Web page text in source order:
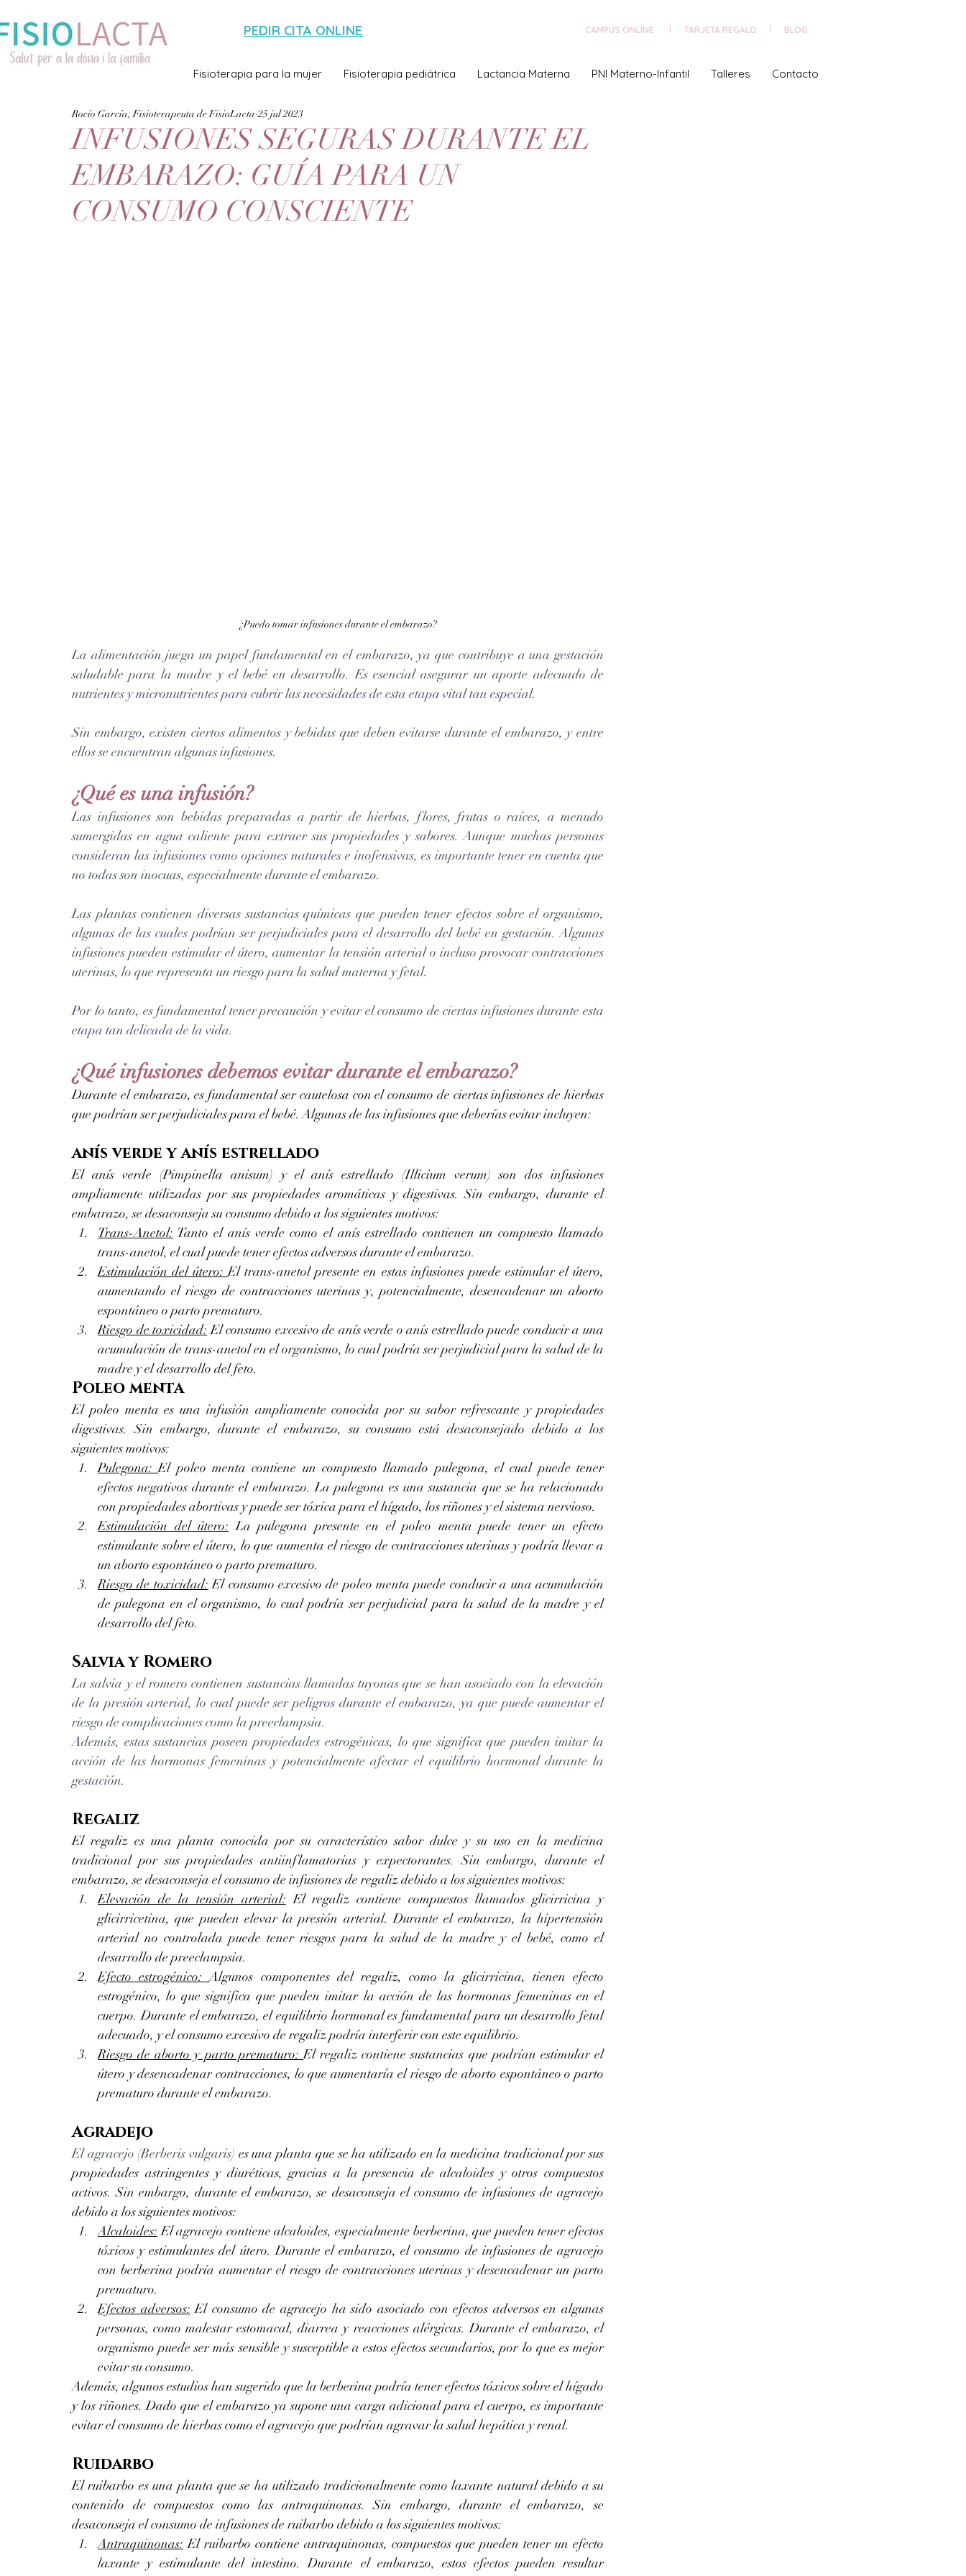
TARJETA REGALO BLOG
PEDIR CITA ONLINE
Fisioterapia para la mujer Fisioterapia pediátrica Lactancia Materna PNI Materno-Infantil Talleres Contacto
CAMPUS ONLINE
INFUSIONES SEGURAS DURANTE EL
EMBARAZO: GUÍA PARA UN
CONSUMO CONSCIENTE
Rocío García, Fisioterapeuta de FisioLacta 25 jul 2023
¿Puedo tomar infusiones durante el embarazo?
La alimentación juega un papel fundamental en el embarazo, ya que contribuye a una gestación
saludable para la madre y el bebé en desarrollo. Es esencial asegurar un aporte adecuado de
nutrientes y micronutrientes para cubrir las necesidades de esta etapa vital tan especial.
Sin embargo, existen ciertos alimentos y bebidas que deben evitarse durante el embarazo, y entre
ellos se encuentran algunas infusiones.
¿Qué es una infusión?
Las infusiones son bebidas preparadas a partir de hierbas, flores, frutas o raíces, a menudo
sumergidas en agua caliente para extraer sus propiedades y sabores. Aunque muchas personas
consideran las infusiones como opciones naturales e inofensivas, es importante tener en cuenta que
no todas son inocuas, especialmente durante el embarazo.
Las plantas contienen diversas sustancias químicas que pueden tener efectos sobre el organismo,
algunas de las cuales podrían ser perjudiciales para el desarrollo del bebé en gestación. Algunas
infusiones pueden estimular el útero, aumentar la tensión arterial o incluso provocar contracciones
uterinas, lo que representa un riesgo para la salud materna y fetal.
Por lo tanto, es fundamental tener precaución y evitar el consumo de ciertas infusiones durante esta
etapa tan delicada de la vida.
¿Qué infusiones debemos evitar durante el embarazo?
Durante el embarazo, es fundamental ser cautelosa con el consumo de ciertas infusiones de hierbas
que podrían ser perjudiciales para el bebé. Algunas de las infusiones que deberías evitar incluyen:
anís verde y anís estrellado
El anís verde (Pimpinella anisum) y el anís estrellado (Illicium verum) son dos infusiones
ampliamente utilizadas por sus propiedades aromáticas y digestivas. Sin embargo, durante el
embarazo, se desaconseja su consumo debido a los siguientes motivos:
Trans-Anetol: Tanto el anís verde como el anís estrellado contienen un compuesto llamado
trans-anetol, el cual puede tener efectos adversos durante el embarazo.
Estimulación del útero: El trans-anetol presente en estas infusiones puede estimular el útero,
aumentando el riesgo de contracciones uterinas y, potencialmente, desencadenar un aborto
espontáneo o parto prematuro.
Riesgo de toxicidad: El consumo excesivo de anís verde o anís estrellado puede conducir a una
acumulación de trans-anetol en el organismo, lo cual podría ser perjudicial para la salud de la
madre y el desarrollo del feto.
Poleo menta
El poleo menta es una infusión ampliamente conocida por su sabor refrescante y propiedades
digestivas. Sin embargo, durante el embarazo, su consumo está desaconsejado debido a los
siguientes motivos:
Pulegona: El poleo menta contiene un compuesto llamado pulegona, el cual puede tener
efectos negativos durante el embarazo. La pulegona es una sustancia que se ha relacionado
con propiedades abortivas y puede ser tóxica para el hígado, los riñones y el sistema nervioso.
Estimulación del útero: La pulegona presente en el poleo menta puede tener un efecto
estimulante sobre el útero, lo que aumenta el riesgo de contracciones uterinas y podría llevar a
un aborto espontáneo o parto prematuro.
Riesgo de toxicidad: El consumo excesivo de poleo menta puede conducir a una acumulación
de pulegona en el organismo, lo cual podría ser perjudicial para la salud de la madre y el
desarrollo del feto.
Salvia y Romero
La salvia y el romero contienen sustancias llamadas tuyonas que se han asociado con la elevación
de la presión arterial, lo cual puede ser peligros durante el embarazo, ya que puede aumentar el
riesgo de complicaciones como la preeclampsia.
Además, estas sustancias poseen propiedades estrogénicas, lo que significa que pueden imitar la
acción de las hormonas femeninas y potencialmente afectar el equilibrio hormonal durante la
gestación.
Regaliz
El regaliz es una planta conocida por su característico sabor dulce y su uso en la medicina
tradicional por sus propiedades antiinflamatorias y expectorantes. Sin embargo, durante el
embarazo, se desaconseja el consumo de infusiones de regaliz debido a los siguientes motivos:
Elevación de la tensión arterial: El regaliz contiene compuestos llamados glicirricina y
glicirricetina, que pueden elevar la presión arterial. Durante el embarazo, la hipertensión
arterial no controlada puede tener riesgos para la salud de la madre y el bebé, como el
desarrollo de preeclampsia.
Efecto estrogénico: Algunos componentes del regaliz, como la glicirricina, tienen efecto
estrogénico, lo que significa que pueden imitar la acción de las hormonas femeninas en el
cuerpo. Durante el embarazo, el equilibrio hormonal es fundamental para un desarrollo fetal
adecuado, y el consumo excesivo de regaliz podría interferir con este equilibrio.
Riesgo de aborto y parto prematuro: El regaliz contiene sustancias que podrían estimular el
útero y desencadenar contracciones, lo que aumentaría el riesgo de aborto espontáneo o parto
prematuro durante el embarazo.
Agradejo
El agracejo (Berberis vulgaris) es una planta que se ha utilizado en la medicina tradicional por sus
propiedades astringentes y diuréticas, gracias a la presencia de alcaloides y otros compuestos
activos. Sin embargo, durante el embarazo, se desaconseja el consumo de infusiones de agracejo
debido a los siguientes motivos:
Alcaloides: El agracejo contiene alcaloides, especialmente berberina, que pueden tener efectos
tóxicos y estimulantes del útero. Durante el embarazo, el consumo de infusiones de agracejo
con berberina podría aumentar el riesgo de contracciones uterinas y desencadenar un parto
prematuro.
Efectos adversos: El consumo de agracejo ha sido asociado con efectos adversos en algunas
personas, como malestar estomacal, diarrea y reacciones alérgicas. Durante el embarazo, el
organismo puede ser más sensible y susceptible a estos efectos secundarios, por lo que es mejor
evitar su consumo.
Además, algunos estudios han sugerido que la berberina podría tener efectos tóxicos sobre el hígado
y los riñones. Dado que el embarazo ya supone una carga adicional para el cuerpo, es importante
evitar el consumo de hierbas como el agracejo que podrían agravar la salud hepática y renal.
Ruidarbo
El ruibarbo es una planta que se ha utilizado tradicionalmente como laxante natural debido a su
contenido de compuestos como las antraquinonas. Sin embargo, durante el embarazo, se
desaconseja el consumo de infusiones de ruibarbo debido a los siguientes motivos:
Antraquinonas: El ruibarbo contiene antraquinonas, compuestos que pueden tener un efecto
laxante y estimulante del intestino. Durante el embarazo, estos efectos pueden resultar